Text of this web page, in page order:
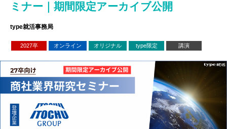
ミナー｜期間限定アーカイブ公開
type就活事務局
2027卒 オンライン オリジナル type限定 講演